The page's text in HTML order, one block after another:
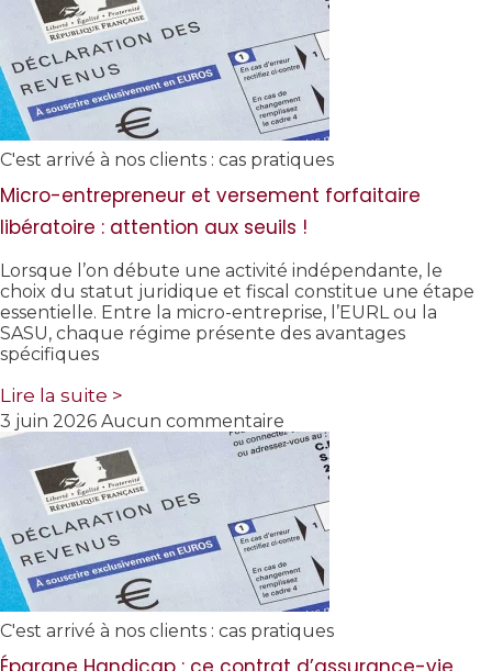
C'est arrivé à nos clients : cas pratiques
Micro-entrepreneur et versement forfaitaire
libératoire : attention aux seuils !
Lorsque l’on débute une activité indépendante, le
choix du statut juridique et fiscal constitue une étape
essentielle. Entre la micro-entreprise, l’EURL ou la
SASU, chaque régime présente des avantages
spécifiques
Lire la suite >
3 juin 2026 Aucun commentaire
C'est arrivé à nos clients : cas pratiques